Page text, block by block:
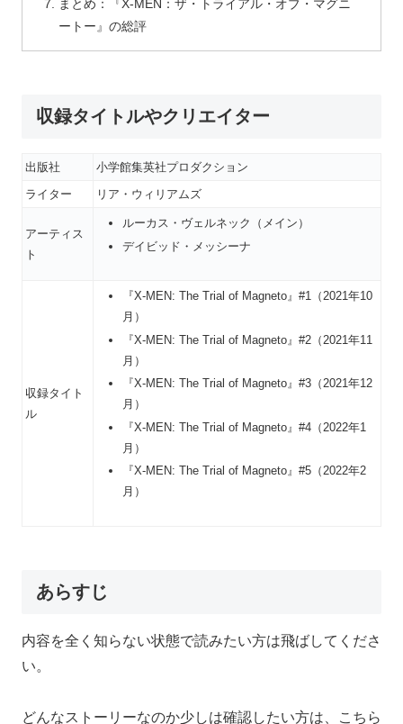
まとめ：『X-MEN：ザ・トライアル・オブ・マグニ
ートー』の総評
収録タイトルやクリエイター
出版社
小学館集英社プロダクション
ライター
リア・ウィリアムズ
アーティス
ト
ルーカス・ヴェルネック（メイン）
デイビッド・メッシーナ
収録タイト
ル
『X-MEN: The Trial of Magneto』#1（2021年10
月）
『X-MEN: The Trial of Magneto』#2（2021年11
月）
『X-MEN: The Trial of Magneto』#3（2021年12
月）
『X-MEN: The Trial of Magneto』#4（2022年1
月）
『X-MEN: The Trial of Magneto』#5（2022年2
月）
あらすじ
内容を全く知らない状態で読みたい方は飛ばしてくださ
い。
どんなストーリーなのか少しは確認したい方は、こちら